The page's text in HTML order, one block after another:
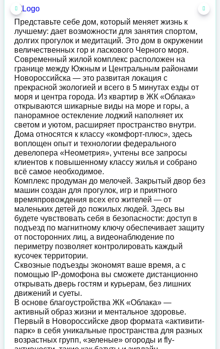
Представьте себе дом, который меняет жизнь к
лучшему: дает возможности для занятия спортом,
долгих прогулок и медитаций. Это дом в окружении
величественных гор и ласкового Черного моря.
Современный жилой комплекс расположен на
границе между Южным и Центральным районами
Новороссийска — это развитая локация с
прекрасной экологией и всего в 5 минутах езды от
моря и центра города. Из квартир в ЖК «Облака»
открываются шикарные виды на море и горы, а
панорамное остекление лоджий наполняет их
светом и уютом, расширяет пространство внутри.
Дома относятся к классу «комфорт-плюс», здесь
воплощен опыт и технологии федерального
девелопера «Неометрия», учтены все запросы
клиентов к повышенному классу жилья и собрано
всё самое необходимое.
Комплекс продуман до мелочей. Закрытый двор без
машин создан для прогулок, игр и приятного
времяпровождения всех его жителей — от
маленьких детей до пожилых людей. Здесь вы
будете чувствовать себя в безопасности: доступ в
подъезд по магнитному ключу обеспечивает защиту
от посторонних лиц, а видеонаблюдение по
периметру позволяет контролировать каждый
кусочек территории.
Сквозные подъезды экономят ваше время, а с
помощью IP-домофона вы сможете дистанционно
открывать дверь гостям и курьерам, без лишних
движений и суеты.
В основе благоустройства ЖК «Облака» —
активный образ жизни и ментальное здоровье.
Первый в Новороссийске двор формата «активити-
парк» в себя уникальные пространства для разных
возрастных групп, «зеленые» огороды и fly-